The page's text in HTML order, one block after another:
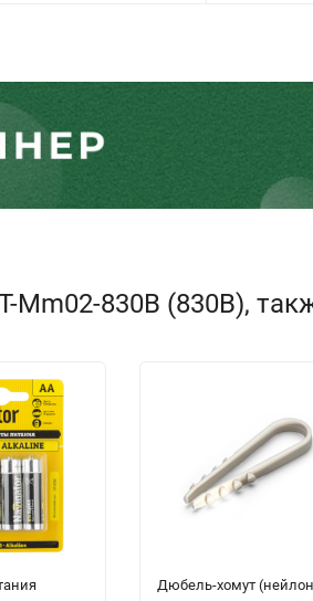
830B (830B),
Дюбель-хомут